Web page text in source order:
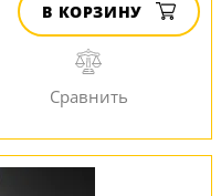
В КОРЗИНУ